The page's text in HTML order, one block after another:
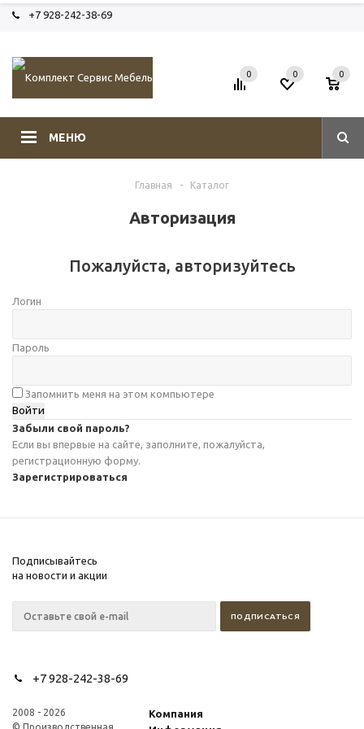
+7 928-242-38-69
МЕНЮ
0 0 0
Главная - Каталог
Авторизация
Пожалуйста, авторизуйтесь
Логин
Пароль
Запомнить меня на этом компьютере
Забыли свой пароль?
Если вы впервые на сайте, заполните, пожалуйста,
регистрационную форму.
Зарегистрироваться
Подписывайтесь
на новости и акции
+7 928-242-38-69
2008 - 2026
Компания